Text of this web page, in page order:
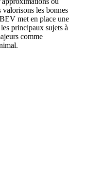
valorisons les bonnes
met en place une
principaux sujets à
comme